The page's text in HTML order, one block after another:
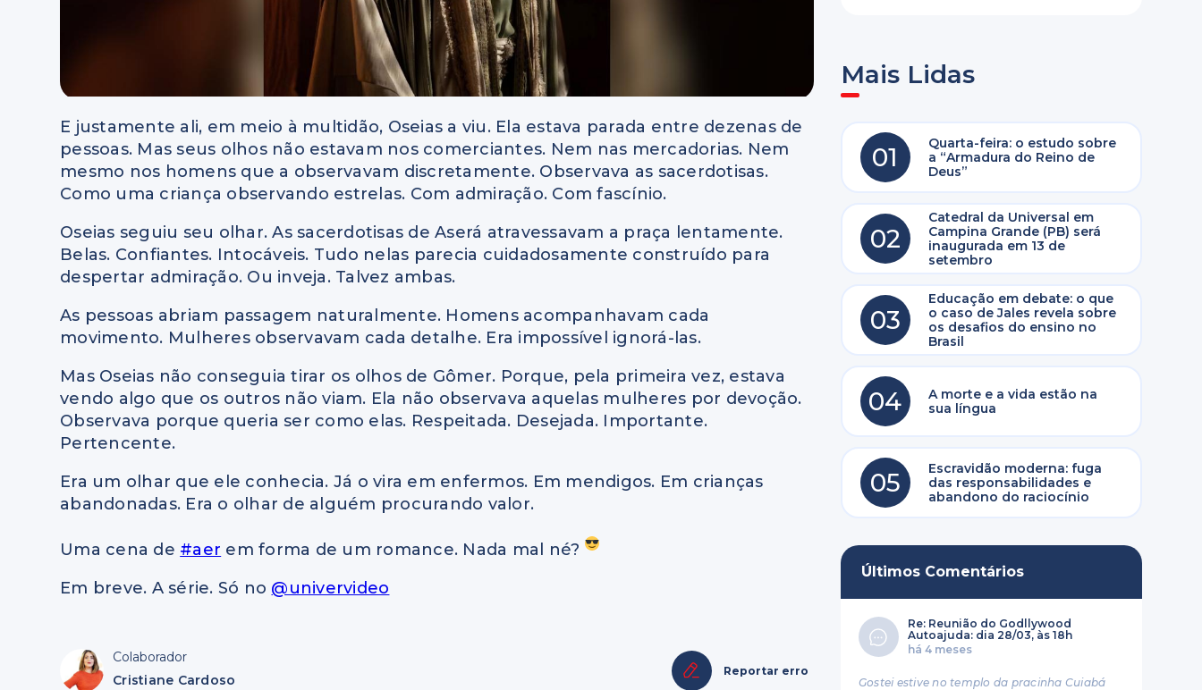
E justamente ali, em meio à multidão, Oseias a viu. Ela estava parada entre dezenas de
pessoas. Mas seus olhos não estavam nos comerciantes. Nem nas mercadorias. Nem
mesmo nos homens que a observavam discretamente. Observava as sacerdotisas.
Como uma criança observando estrelas. Com admiração. Com fascínio.
Oseias seguiu seu olhar. As sacerdotisas de Aserá atravessavam a praça lentamente.
Belas. Confiantes. Intocáveis. Tudo nelas parecia cuidadosamente construído para
despertar admiração. Ou inveja. Talvez ambas.
As pessoas abriam passagem naturalmente. Homens acompanhavam cada
movimento. Mulheres observavam cada detalhe. Era impossível ignorá-las.
Mas Oseias não conseguia tirar os olhos de Gômer. Porque, pela primeira vez, estava
vendo algo que os outros não viam. Ela não observava aquelas mulheres por devoção.
Observava porque queria ser como elas. Respeitada. Desejada. Importante.
Pertencente.
Era um olhar que ele conhecia. Já o vira em enfermos. Em mendigos. Em crianças
abandonadas. Era o olhar de alguém procurando valor.
Uma cena de #aer em forma de um romance. Nada mal né?
Em breve. A série. Só no @univervideo
Colaborador
Cristiane Cardoso
Reportar erro
Mais Lidas
01
Quarta-feira: o estudo sobre
a “Armadura do Reino de
Deus”
02
Catedral da Universal em
Campina Grande (PB) será
inaugurada em 13 de
setembro
03
Educação em debate: o que
o caso de Jales revela sobre
os desafios do ensino no
Brasil
04
A morte e a vida estão na
sua língua
05
Escravidão moderna: fuga
das responsabilidades e
abandono do raciocínio
Últimos Comentários
Re: Reunião do Godllywood
Autoajuda: dia 28/03, às 18h
há 4 meses
Gostei estive no templo da pracinha Cuiabá